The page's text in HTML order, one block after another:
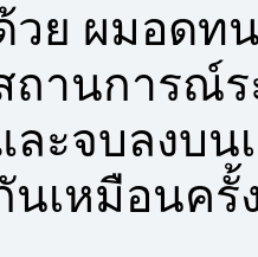
วย ผมอดท
ถานการณ์
ละจบลงบน
นเหมือนครั้